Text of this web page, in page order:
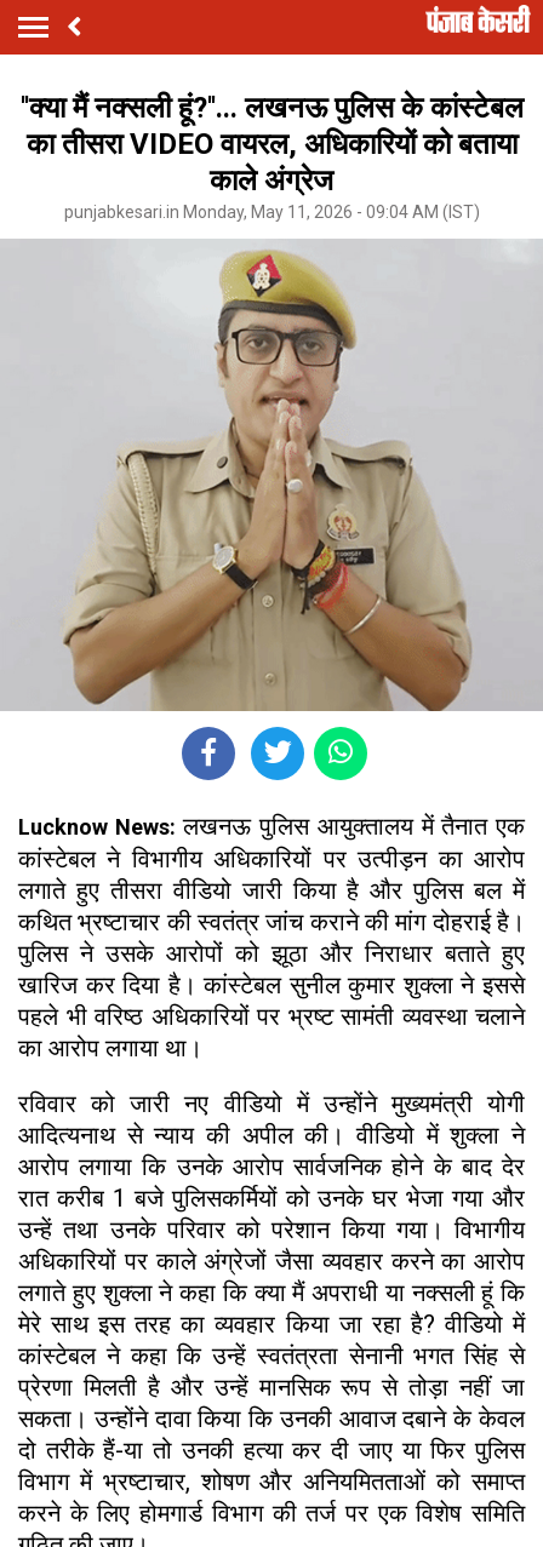
''क्या मैं नक्सली हूं?''... लखनऊ पुलिस के कांस्टेबल
का तीसरा VIDEO वायरल, अधिकारियों को बताया
काले अंग्रेज
punjabkesari.in Monday, May 11, 2026 - 09:04 AM (IST)
Lucknow News: लखनऊ पुलिस आयुक्तालय में तैनात एक
कांस्टेबल ने विभागीय अधिकारियों पर उत्पीड़न का आरोप
लगाते हुए तीसरा वीडियो जारी किया है और पुलिस बल में
कथित भ्रष्टाचार की स्वतंत्र जांच कराने की मांग दोहराई है।
पुलिस ने उसके आरोपों को झूठा और निराधार बताते हुए
खारिज कर दिया है। कांस्टेबल सुनील कुमार शुक्ला ने इससे
पहले भी वरिष्ठ अधिकारियों पर भ्रष्ट सामंती व्यवस्था चलाने
का आरोप लगाया था।
रविवार को जारी नए वीडियो में उन्होंने मुख्यमंत्री योगी
आदित्यनाथ से न्याय की अपील की। वीडियो में शुक्ला ने
आरोप लगाया कि उनके आरोप सार्वजनिक होने के बाद देर
रात करीब 1 बजे पुलिसकर्मियों को उनके घर भेजा गया और
उन्हें तथा उनके परिवार को परेशान किया गया। विभागीय
अधिकारियों पर काले अंग्रेजों जैसा व्यवहार करने का आरोप
लगाते हुए शुक्ला ने कहा कि क्या मैं अपराधी या नक्सली हूं कि
मेरे साथ इस तरह का व्यवहार किया जा रहा है? वीडियो में
कांस्टेबल ने कहा कि उन्हें स्वतंत्रता सेनानी भगत सिंह से
प्रेरणा मिलती है और उन्हें मानसिक रूप से तोड़ा नहीं जा
सकता। उन्होंने दावा किया कि उनकी आवाज दबाने के केवल
दो तरीके हैं-या तो उनकी हत्या कर दी जाए या फिर पुलिस
विभाग में भ्रष्टाचार, शोषण और अनियमितताओं को समाप्त
करने के लिए होमगार्ड विभाग की तर्ज पर एक विशेष समिति